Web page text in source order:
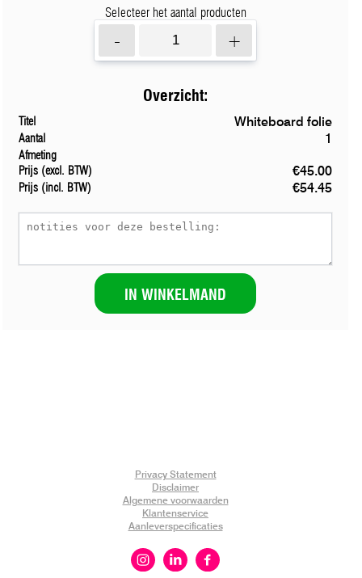
Selecteer het aantal producten
- +
Overzicht:
Titel Whiteboard folie
Aantal 1
Afmeting
Prijs (excl. BTW)
€45.00
Prijs (incl. BTW) €54.45
IN WINKELMAND
Privacy Statement
Disclaimer
Algemene voorwaarden
Klantenservice
Aanleverspecificaties